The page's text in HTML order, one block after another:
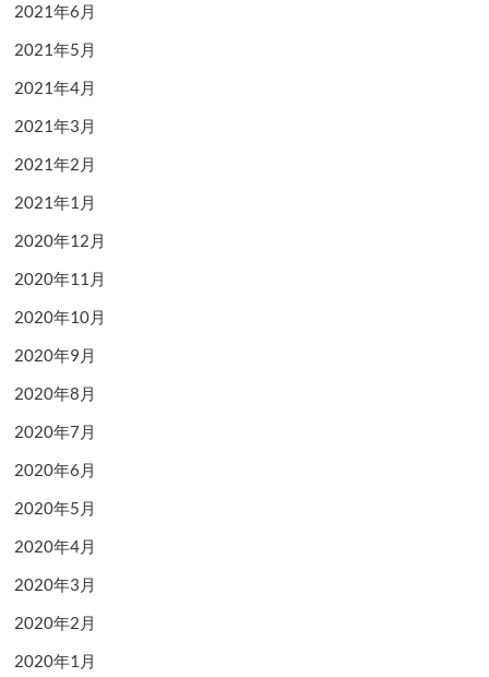
2021年6月
2021年5月
2021年4月
2021年3月
2021年2月
2021年1月
2020年12月
2020年11月
2020年10月
2020年9月
2020年8月
2020年7月
2020年6月
2020年5月
2020年4月
2020年3月
2020年2月
2020年1月